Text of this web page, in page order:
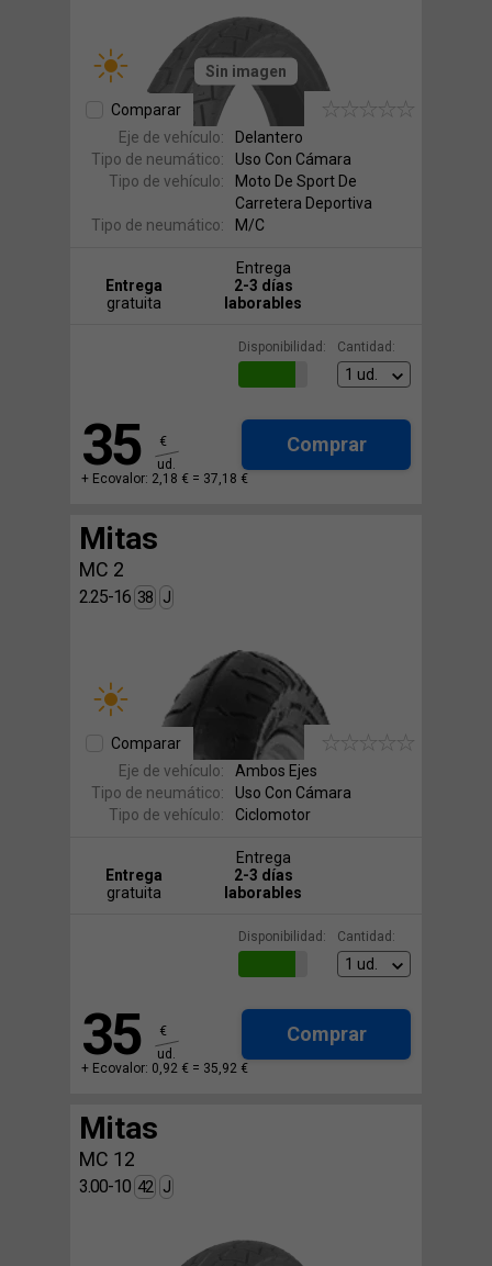
Sin imagen
Comparar
Eje de vehículo:
Delantero
Tipo de neumático:
Uso Con Cámara
Tipo de vehículo:
Moto De Sport De
Carretera Deportiva
Tipo de neumático:
M/C
Entrega
gratuita
Entrega
2-3 días
laborables
Disponibilidad: Cantidad:
35
€
ud.
Comprar
+ Ecovalor: 2,18 € = 37,18 €
Mitas
MC 2
2.25-16 38 J
Comparar
Eje de vehículo:
Ambos Ejes
Tipo de neumático:
Uso Con Cámara
Tipo de vehículo:
Ciclomotor
Entrega
gratuita
Entrega
2-3 días
laborables
Disponibilidad: Cantidad:
35
€
ud.
Comprar
+ Ecovalor: 0,92 € = 35,92 €
Mitas
MC 12
3.00-10 42 J